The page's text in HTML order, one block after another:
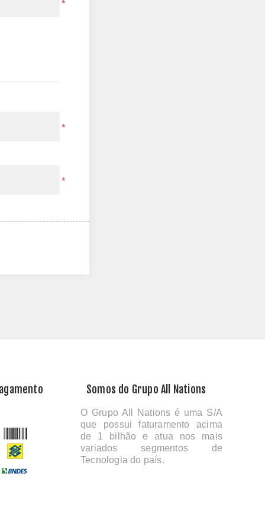
*
*
*
Somos do Grupo All Nations
O Grupo All Nations é uma S/A
que possui faturamento acima
de 1 bilhão e atua nos mais
variados segmentos de
Tecnologia do país.